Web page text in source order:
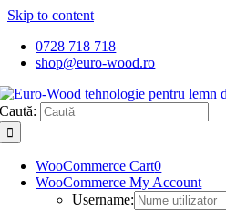
Skip to content
0728 718 718
shop@euro-wood.ro
Caută:
WooCommerce Cart0
WooCommerce My Account
Username: